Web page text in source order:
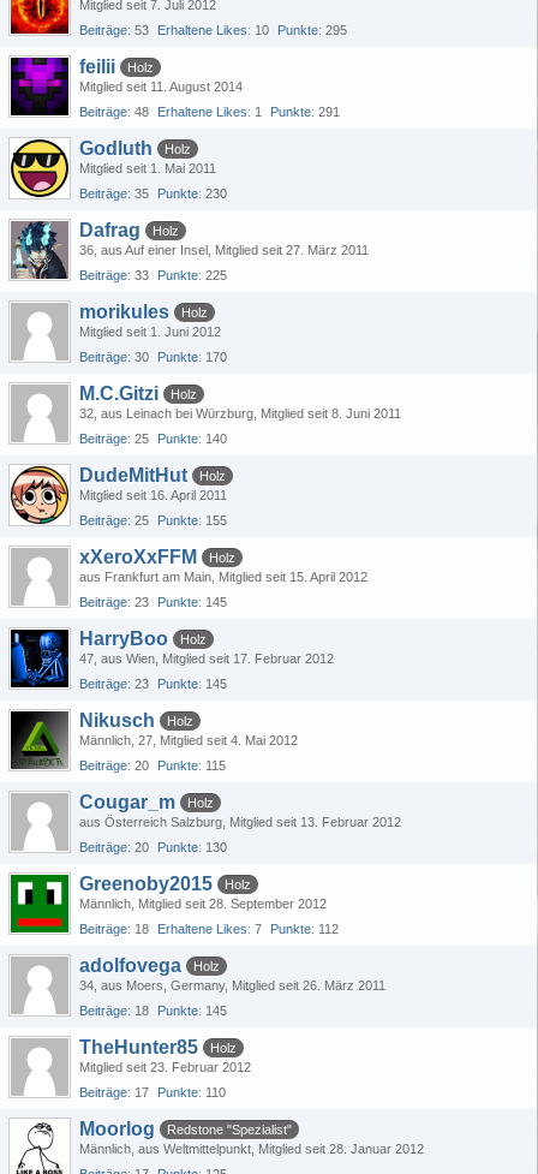
Mitglied seit 7. Juli 2012
Beiträge 53 Erhaltene Likes 10 Punkte 295
feilii
Holz
Mitglied seit 11. August 2014
Beiträge 48 Erhaltene Likes 1 Punkte 291
Godluth
Holz
Mitglied seit 1. Mai 2011
Beiträge 35 Punkte 230
Dafrag
Holz
36 aus Auf einer Insel Mitglied seit 27. März 2011
Beiträge 33 Punkte 225
morikules
Holz
Mitglied seit 1. Juni 2012
Beiträge 30 Punkte 170
M.C.Gitzi
Holz
32 aus Leinach bei Würzburg Mitglied seit 8. Juni 2011
Beiträge 25 Punkte 140
DudeMitHut
Holz
Mitglied seit 16. April 2011
Beiträge 25 Punkte 155
xXeroXxFFM
Holz
aus Frankfurt am Main Mitglied seit 15. April 2012
Beiträge 23 Punkte 145
HarryBoo
Holz
47 aus Wien Mitglied seit 17. Februar 2012
Beiträge 23 Punkte 145
Nikusch
Holz
Männlich 27 Mitglied seit 4. Mai 2012
Beiträge 20 Punkte 115
Cougar_m
Holz
aus Österreich Salzburg Mitglied seit 13. Februar 2012
Beiträge 20 Punkte 130
Greenoby2015
Holz
Männlich Mitglied seit 28. September 2012
Beiträge 18 Erhaltene Likes 7 Punkte 112
adolfovega
Holz
34 aus Moers, Germany Mitglied seit 26. März 2011
Beiträge 18 Punkte 145
TheHunter85
Holz
Mitglied seit 23. Februar 2012
Beiträge 17 Punkte 110
Moorlog
Redstone "Spezialist"
Männlich aus Weltmittelpunkt Mitglied seit 28. Januar 2012